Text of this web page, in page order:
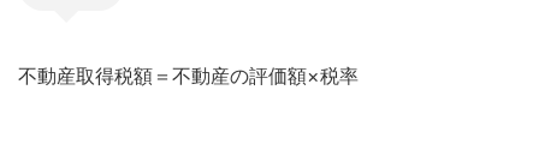
不動産取得税額＝不動産の評価額×税率